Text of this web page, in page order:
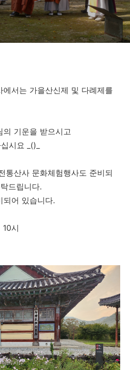
서는 가을산신제 및 다례제를
의 기운을 받으시고
시요 _()_
통산사 문화체험행사도 준비되
드립니다.
되어 있습니다.
시